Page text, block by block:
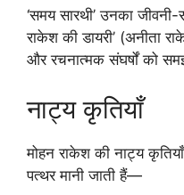
‘समय सारथी’ उनका
राकेश की डायरी’ (अनीता
और रचनात्मक संघर्षों को
नाट्य कृतियाँ
मोहन राकेश की नाट्य
पत्थर मानी जाती हैं—